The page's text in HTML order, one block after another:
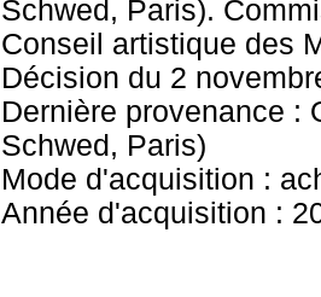
Schwed, Paris).
Conseil artistique des
Décision du 2
Dernière provenance :
Schwed, Paris)
Mode d'acquisition :
Année d'acquisition :